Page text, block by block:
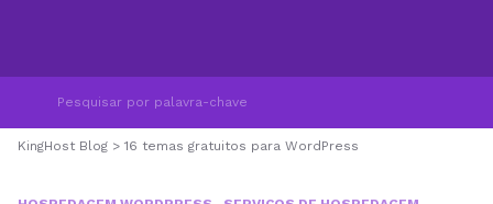
KingHost Blog > 16 temas gratuitos para WordPress